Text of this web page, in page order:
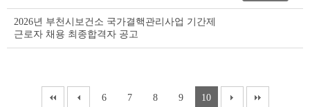
2026년 부천시보건소 국가결핵관리사업 기간제
근로자 채용 최종합격자 공고
6 7 8 9 10